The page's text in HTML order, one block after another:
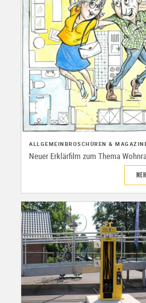
ALLGEMEIN BROSCHÜREN &
Neuer Erklärfilm zum Thema